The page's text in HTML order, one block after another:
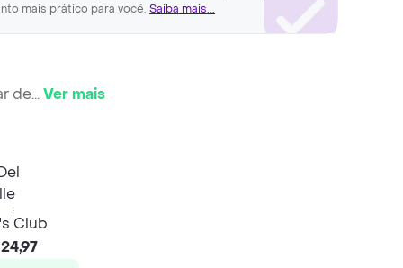
mais prático para você. Saiba mais...
de...Ver mais
Club